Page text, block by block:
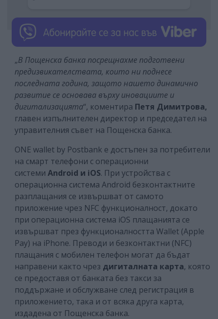
„В Пощенска банка посрещнахме подготвени
предизвикателствата, които ни поднесе
последната година, защото нашето динамично
развитие се основава върху иновациите и
дигитализацията“, коментира Петя Димитрова,
главен изпълнителен директор и председател на
управителния съвет на Пощенска банка.
ONE wallet by Postbank е достъпен за потребители
на смарт телефони с операционни
системи Android и iOS. При устройства с
операционна система Android безконтактните
разплащания се извършват от самото
приложение чрез NFC функционалност, докато
при операционна система iOS плащанията се
извършват през функционалността Wallet (Apple
Pay) на iPhone. Преводи и безконтактни (NFC)
плащания с мобилен телефон могат да бъдат
направени както чрез дигиталната карта, която
се предоставя от банката без такси за
поддържане и обслужване след регистрация в
приложението, така и от всяка друга карта,
издадена от Пощенска банка.